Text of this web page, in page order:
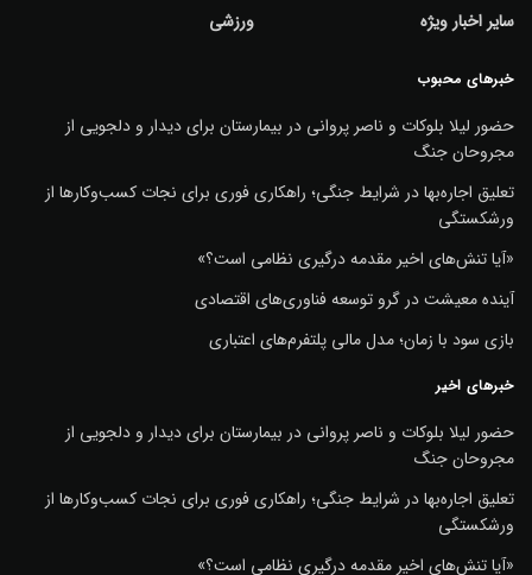
سایر اخبار ویژه
ورزشی
خبرهای محبوب
حضور لیلا بلوکات و ناصر پروانی در بیمارستان برای دیدار و دلجویی از
مجروحان جنگ
تعلیق اجاره‌بها در شرایط جنگی؛ راهکاری فوری برای نجات کسب‌وکارها از
ورشکستگی
«آیا تنش‌های اخیر مقدمه درگیری نظامی است؟»
آینده معیشت در گرو توسعه فناوری‌های اقتصادی
بازی سود با زمان؛ مدل مالی پلتفرم‌های اعتباری
خبرهای اخیر
حضور لیلا بلوکات و ناصر پروانی در بیمارستان برای دیدار و دلجویی از
مجروحان جنگ
تعلیق اجاره‌بها در شرایط جنگی؛ راهکاری فوری برای نجات کسب‌وکارها از
ورشکستگی
«آیا تنش‌های اخیر مقدمه درگیری نظامی است؟»